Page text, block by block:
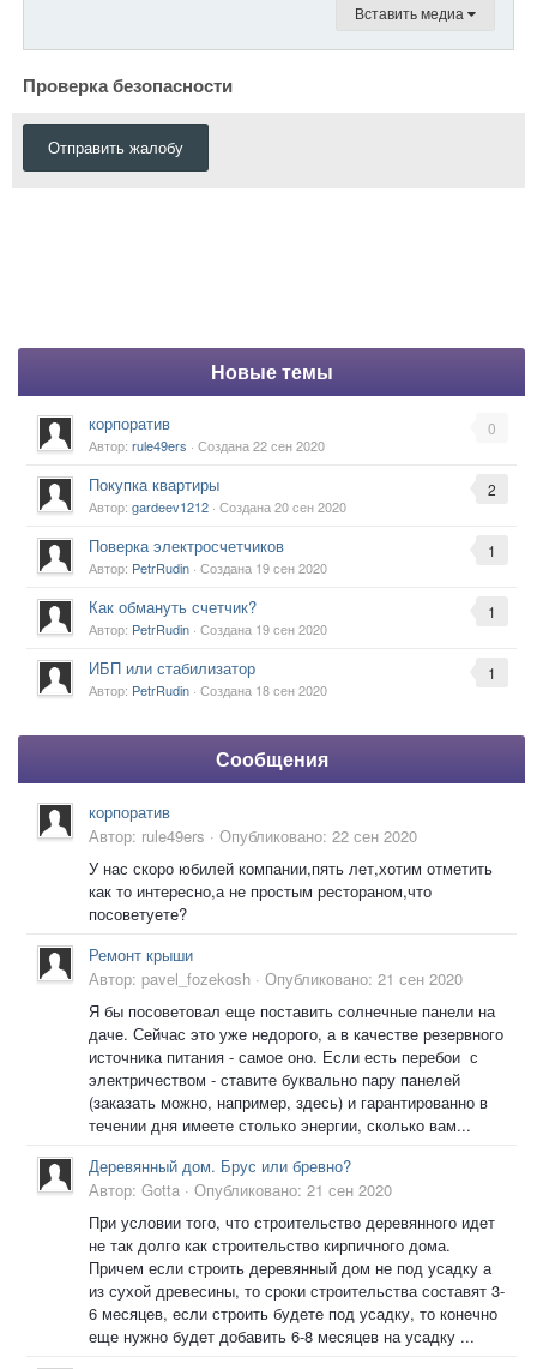
Вставить медиа
Проверка безопасности
Отправить жалобу
Новые темы
0
корпоратив
Автор: rule49ers · Создана22 сен 2020
2
Покупка квартиры
Автор: gardeev1212 · Создана20 сен 2020
1
Поверка электросчетчиков
Автор: PetrRudin · Создана 19 сен 2020
1
Как обмануть счетчик?
Автор: PetrRudin · Создана 19 сен 2020
1
ИБП или стабилизатор
Автор: PetrRudin · Создана 18 сен 2020
Сообщения
корпоратив
Автор: rule49ers · Опубликовано: 22 сен 2020
У нас скоро юбилей компании,пять лет,хотим отметить
как то интересно,а не простым рестораном,что
посоветуете?
Ремонт крыши
Автор: pavel_fozekosh · Опубликовано: 21 сен 2020
Я бы посоветовал еще поставить солнечные панели на
даче. Сейчас это уже недорого, а в качестве резервного
источника питания - самое оно. Если есть перебои с
электричеством - ставите буквально пару панелей
(заказать можно, например, здесь) и гарантированно в
течении дня имеете столько энергии, сколько вам...
Деревянный дом. Брус или бревно?
Автор: Gotta · Опубликовано: 21 сен 2020
При условии того, что строительство деревянного идет
не так долго как строительство кирпичного дома.
Причем если строить деревянный дом не под усадку а
из сухой древесины, то сроки строительства составят 3-
6 месяцев, если строить будете под усадку, то конечно
еще нужно будет добавить 6-8 месяцев на усадку ...